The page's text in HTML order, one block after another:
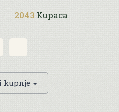
2043 Kupaca
kupnje